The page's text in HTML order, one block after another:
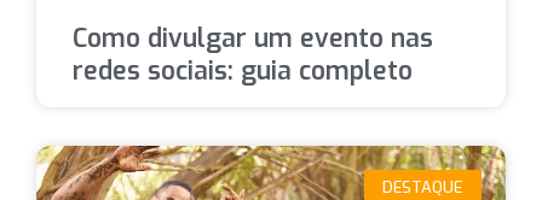
Como divulgar um evento nas
redes sociais: guia completo
DESTAQUE